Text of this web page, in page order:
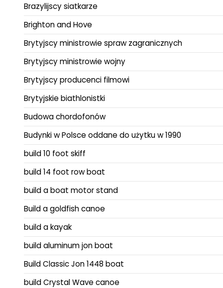
Brazylijscy siatkarze
Brighton and Hove
Brytyjscy ministrowie spraw zagranicznych
Brytyjscy ministrowie wojny
Brytyjscy producenci filmowi
Brytyjskie biathlonistki
Budowa chordofonów
Budynki w Polsce oddane do użytku w 1990
build 10 foot skiff
build 14 foot row boat
build a boat motor stand
Build a goldfish canoe
build a kayak
build aluminum jon boat
Build Classic Jon 1448 boat
build Crystal Wave canoe